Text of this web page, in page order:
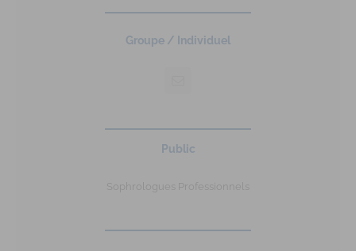
Groupe / Individuel
Public
Sophrologues Professionnels